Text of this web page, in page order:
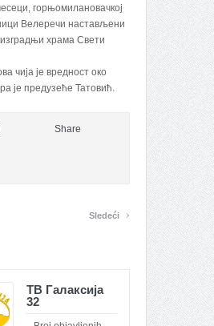
горњомилановачкој
Велеречи настављени
храма Свети
чија је вредност око
је предузеће Татовић.
Share
Sledeći ›
ТВ Галаксија
32